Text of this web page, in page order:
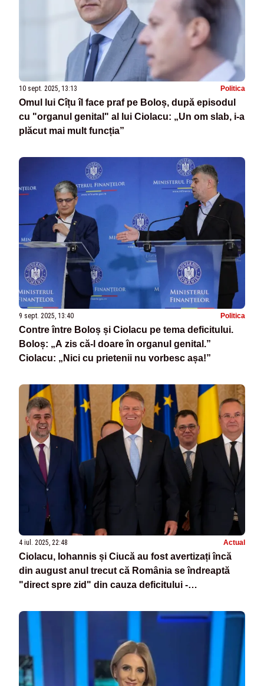
10 sept. 2025, 13:13 Politica
Omul lui Cîțu îl face praf pe Boloș, după episodul
cu "organul genital" al lui Ciolacu: „Un om slab, i-a
plăcut mai mult funcția”
9 sept. 2025, 13:40 Politica
Contre între Boloș și Ciolacu pe tema deficitului.
Boloș: „A zis că-l doare în organul genital.”
Ciolacu: „Nici cu prietenii nu vorbesc așa!”
4 iul. 2025, 22:48 Actual
Ciolacu, Iohannis și Ciucă au fost avertizați încă
din august anul trecut că România se îndreaptă
"direct spre zid" din cauza deficitului -